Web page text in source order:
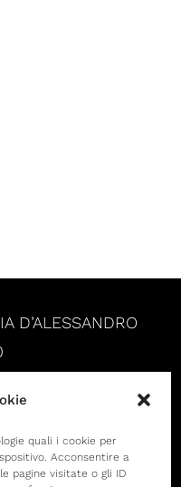
quali i cookie per
Acconsentire a
pagine visitate o gli ID
D’ALESSANDRO